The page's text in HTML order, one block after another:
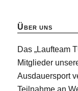
Über uns
Das „Laufteam
Mitglieder
Ausdauersport
Teilnahme an